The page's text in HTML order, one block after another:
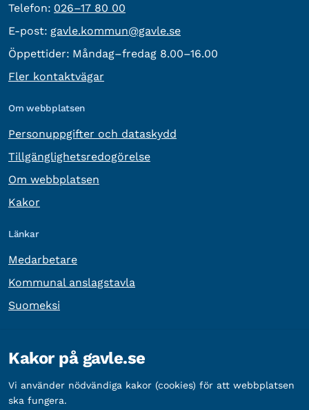
Telefon: Telefon:
026–17 80 00
E-post: E-post:
gavle.kommun@gavle.se
Öppettider: Måndag–fredag 8.00–16.00
Fler kontaktvägar
Om webbplatsen
Personuppgifter och dataskydd
Tillgänglighetsredogörelse
Om webbplatsen
Kakor
Länkar
Medarbetare
Kommunal anslagstavla
Suomeksi
Organisationsnummer: 212000-2338
Bankgironummer: 5888-2333
Kakor på gavle.se
Vi använder nödvändiga kakor (cookies) för att webbplatsen
ska fungera.